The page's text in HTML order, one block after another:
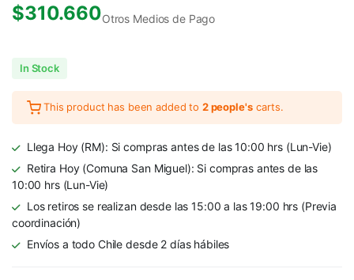
$310.660Otros Medios de Pago
In Stock
This product has been added to 2 people's carts.
Llega Hoy (RM): Si compras antes de las 10:00 hrs (Lun-Vie)
Retira Hoy (Comuna San Miguel): Si compras antes de las
10:00 hrs (Lun-Vie)
Los retiros se realizan desde las 15:00 a las 19:00 hrs (Previa
coordinación)
Envíos a todo Chile desde 2 días hábiles